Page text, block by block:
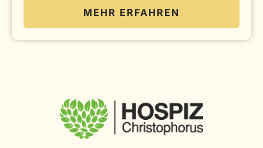
MEHR ERFAHREN